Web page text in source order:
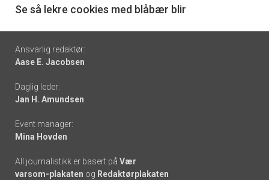
6
Se så lekre cookies med blåbær blir
Footer
-
links
Ansvarlig redaktør:
Aase E. Jacobsen
Daglig leder:
Jan H. Amundsen
Event manager:
Mina Hovden
All journalistikk er basert på Vær
varsom-plakaten og Redaktørplakaten